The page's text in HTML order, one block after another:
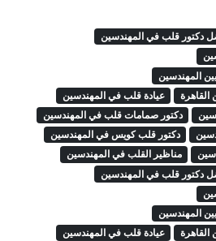
دكتور قلب في المهندسين
المهندسين
عيادة قلب في المهندسين
دكتور صمامات قلب في المهندسين
دكتور قلب كويس في المهندسين
مناظير القلب في المهندسين
دكتور قلب في المهندسين
المهندسين
عيادة قلب في المهندسين